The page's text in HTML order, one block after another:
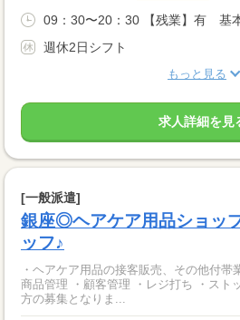
09：30〜20：30 【残業】有 基
週休2日シフト
もっと見る
求人詳細を見
[一般派遣]
銀座◎ヘアケア用品ショッ
ッフ♪
・ヘアケア用品の接客販売、その他付帯
商品管理 ・顧客管理 ・レジ打ち ・スト
方の募集となりま...